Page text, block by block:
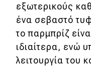
εξωτερικούς
ένα σεβαστό
το παρμπρίζ
ιδιαίτερα, ενώ
λειτουργία του